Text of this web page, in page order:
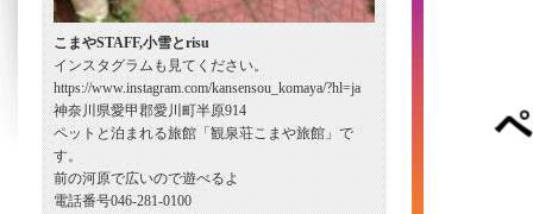
こまやSTAFF,小雪とrisu
インスタグラムも見てください。
https://www.instagram.com/kansensou_komaya/?hl=ja
神奈川県愛甲郡愛川町半原914
ペットと泊まれる旅館「観泉荘こまや旅館」で
す。
前の河原で広いので遊べるよ
電話番号046-281-0100